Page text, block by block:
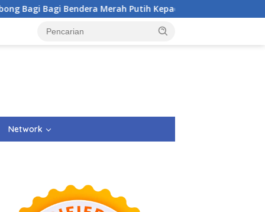
Merah Putih Kepada Masyarakat Dan Pengguna Jalan.
Network